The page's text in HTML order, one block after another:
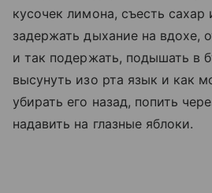
кусочек лимона, съесть сахар
задержать дыхание на вдохе,
и так подержать, подышать в
высунуть изо рта язык и как
убирать его назад, попить
надавить на глазные яблоки.